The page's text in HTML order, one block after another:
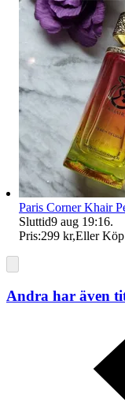
Paris Corner Khair
Sluttid9 aug 19:16.
Pris:299 kr,Eller
Andra har även